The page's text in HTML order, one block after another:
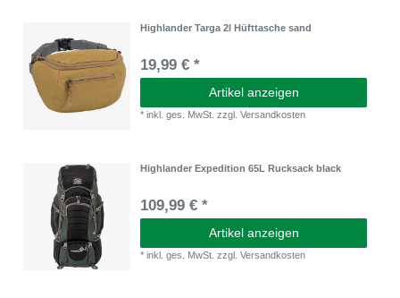
Highlander Targa 2l Hüfttasche sand
19,99 € *
Artikel anzeigen
*inkl. ges. MwSt. zzgl.Versandkosten
Highlander Expedition 65L Rucksack black
109,99 € *
Artikel anzeigen
*inkl. ges. MwSt. zzgl.Versandkosten